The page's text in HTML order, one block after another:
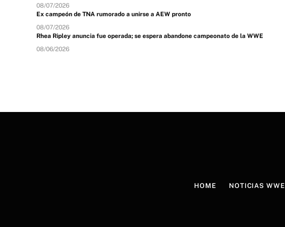
08/07/2026
Ex campeón de TNA rumorado a unirse a AEW pronto
08/07/2026
Rhea Ripley anuncia fue operada; se espera abandone campeonato de la WWE
08/06/2026
HOME NOTICIAS WWE